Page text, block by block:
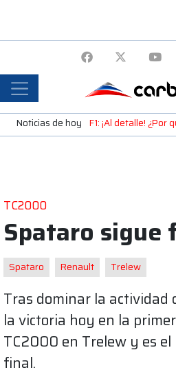
Noticias de hoy F1: ¡Al detalle!
TC2000
Spataro sigue
Spataro Renault Trelew
Tras dominar la actividad
la victoria hoy en la
TC2000 en Trelew y es
final.